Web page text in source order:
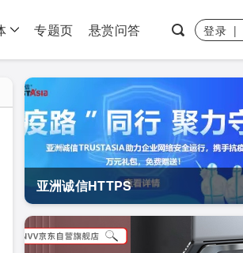
专题页 悬赏问答 登录 |
亚洲诚信HTTPS